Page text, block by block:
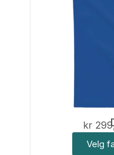
kr
Velg